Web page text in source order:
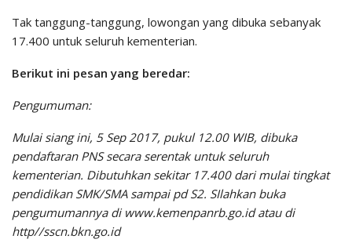
Tak tanggung-tanggung, lowongan yang dibuka sebanyak
17.400 untuk seluruh kementerian.
Berikut ini pesan yang beredar:
Pengumuman:
Mulai siang ini, 5 Sep 2017, pukul 12.00 WIB, dibuka
pendaftaran PNS secara serentak untuk seluruh
kementerian. Dibutuhkan sekitar 17.400 dari mulai tingkat
pendidikan SMK/SMA sampai pd S2. SIlahkan buka
pengumumannya di www.kemenpanrb.go.id atau di
http//sscn.bkn.go.id